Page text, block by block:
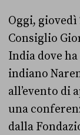
Oggi,
Consiglio
India dove
indiano
all’evento di
una
dalla